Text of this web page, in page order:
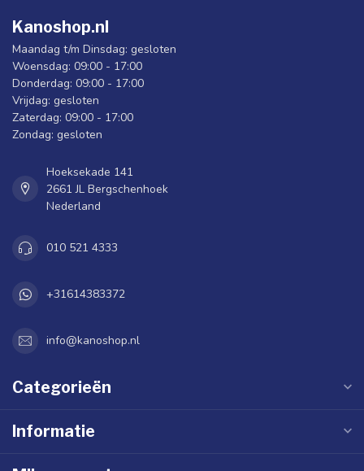
Kanoshop.nl
Maandag t/m Dinsdag: gesloten
Woensdag: 09:00 - 17:00
Donderdag: 09:00 - 17:00
Vrijdag: gesloten
Zaterdag: 09:00 - 17:00
Zondag: gesloten
Hoeksekade 141
2661 JL Bergschenhoek
Nederland
010 521 4333
+31614383372
info@kanoshop.nl
Categorieën
Informatie